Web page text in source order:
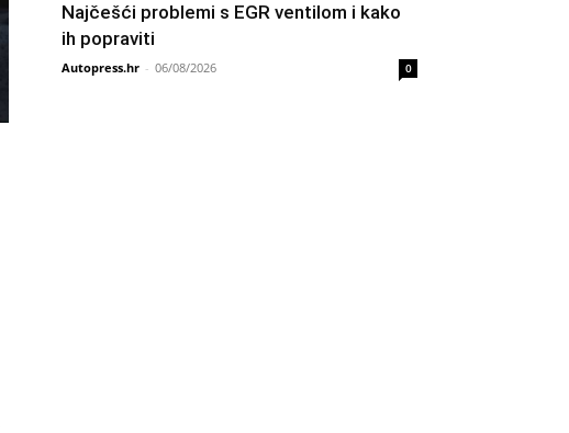
Najčešći problemi s EGR ventilom i kako
ih popraviti
Autopress.hr - 06/08/2026 0